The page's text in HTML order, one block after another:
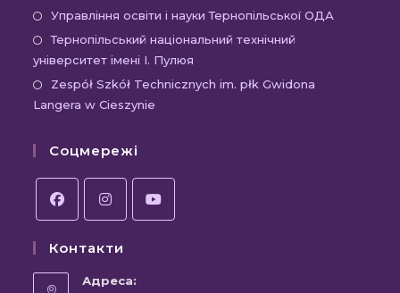
вкладці
новій
вкладці
в
новій
Управління освіти і науки Тернопільської ОДА
Тернопільський національний технічний
університет імені І. Пулюя
Zespół Szkół Technicznych im. płk Gwidona
Langera w Cieszynie
Соцмережі
в
новій
в
новій
новій
Контакти
Адреса: